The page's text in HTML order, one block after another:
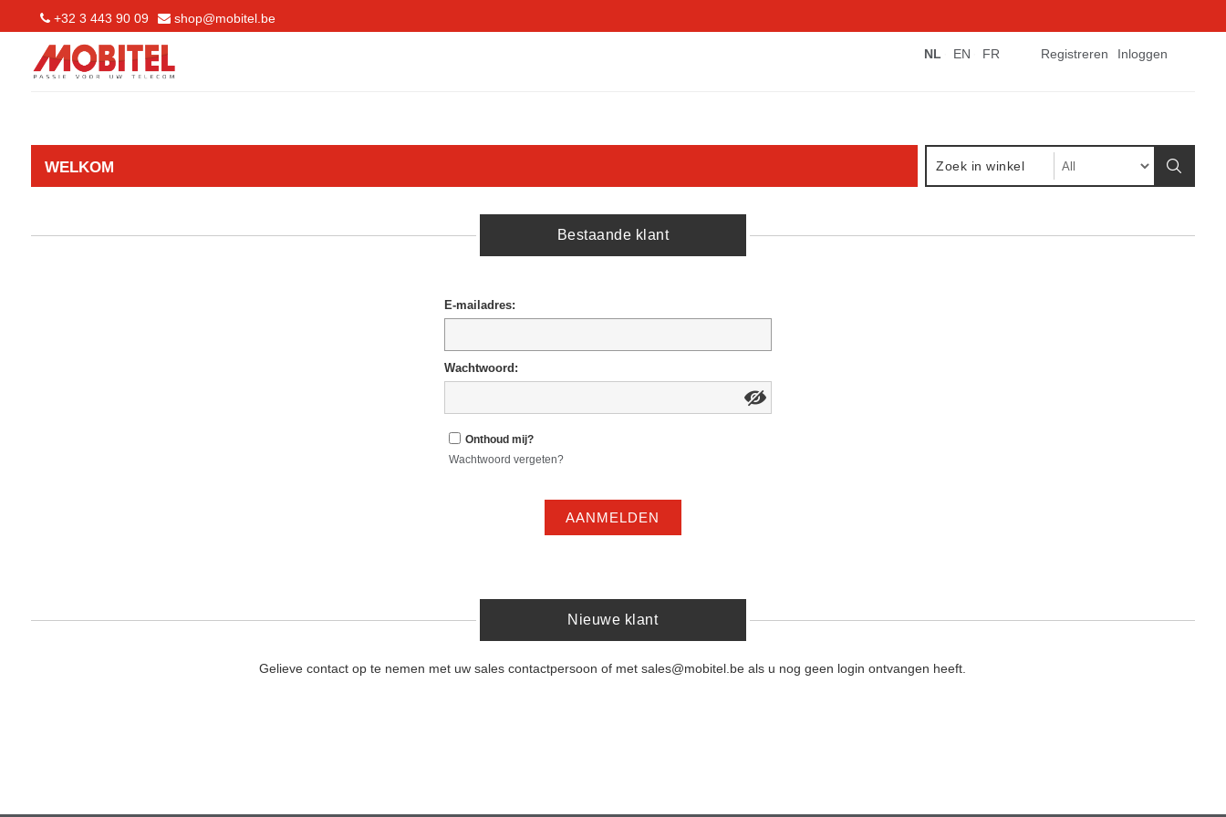
+32 3 443 90 09 shop@mobitel.be
Registreren Inloggen
NL EN FR
WELKOM
Bestaande klant
E-mailadres:
Wachtwoord:
Onthoud mij?
Wachtwoord vergeten?
AANMELDEN
Nieuwe klant
Gelieve contact op te nemen met uw sales contactpersoon of met sales@mobitel.be als u nog geen login ontvangen heeft.